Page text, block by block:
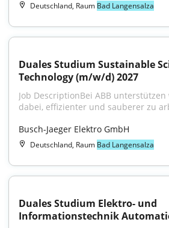
Deutschland, Raum Bad Langensalza
Duales Studium Sustainable
Technology (m/w/d) 2027
Job DescriptionBei ABB
dabei, effizienter und sauberer zu
Busch-Jaeger Elektro GmbH
Deutschland, Raum Bad Langensalza
Duales Studium Elektro- und
Informationstechnik